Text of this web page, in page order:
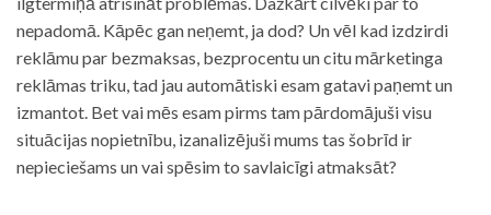
nepadomā. Kāpēc gan neņemt, ja dod? Un vēl kad izdzirdi
reklāmu par bezmaksas, bezprocentu un citu mārketinga
reklāmas triku, tad jau automātiski esam gatavi paņemt un
izmantot. Bet vai mēs esam pirms tam pārdomājuši visu
situācijas nopietnību, izanalizējuši mums tas šobrīd ir
nepieciešams un vai spēsim to savlaicīgi atmaksāt?